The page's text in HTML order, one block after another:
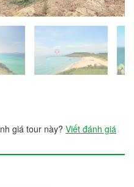
giá tour này? Viết đánh giá